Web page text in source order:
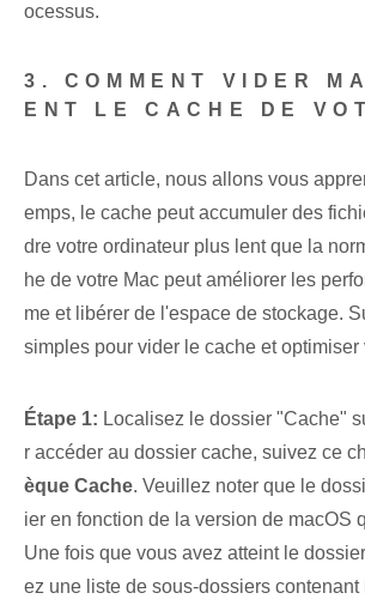
ocessus.
3. COMMENT VIDER
ENT LE CACHE DE
Dans cet article, nous allons vous
emps, le cache peut accumuler des
dre votre ordinateur plus lent que la
he de votre Mac peut améliorer les
me et libérer de l'espace de stockage.
simples⁢ pour vider le cache et optimiser
Étape 1: Localisez le dossier⁤ "Cache"‌
r accéder au dossier cache, suivez ce
èque Cache. ⁣Veuillez noter que le
ier en fonction de la version de macOS
Une fois que vous avez atteint le
ez une liste de sous-dossiers contenant